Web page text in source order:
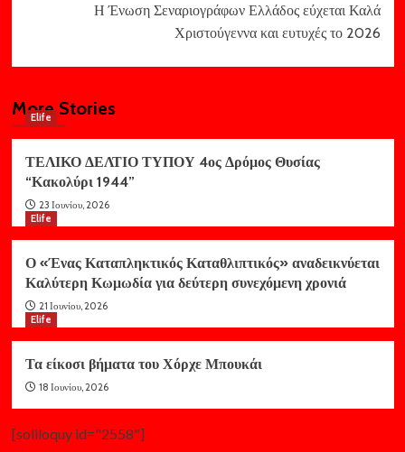
Η Ένωση Σεναριογράφων Ελλάδος εύχεται Καλά
Χριστούγεννα και ευτυχές το 2026
More Stories
Elife
ΤΕΛΙΚΟ ΔΕΛΤΙΟ ΤΥΠΟΥ 4ος Δρόμος Θυσίας
“Κακολύρι 1944”
23 Ιουνίου, 2026
Elife
Ο «Ένας Καταπληκτικός Καταθλιπτικός» αναδεικνύεται
Καλύτερη Κωμωδία για δεύτερη συνεχόμενη χρονιά
21 Ιουνίου, 2026
Elife
Τα είκοσι βήματα του Χόρχε Μπουκάι
18 Ιουνίου, 2026
[soliloquy id="2558"]